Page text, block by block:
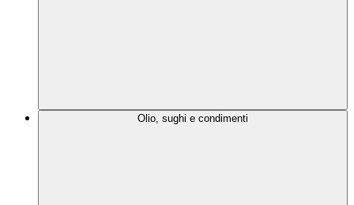
Olio, sughi e condimenti